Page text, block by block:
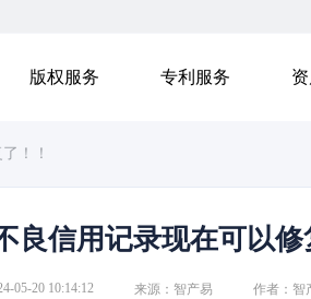
版权服务 专利服务
！！
良信用记录现在可以修
05-20 10:14:12 来源：智产易 作者：智